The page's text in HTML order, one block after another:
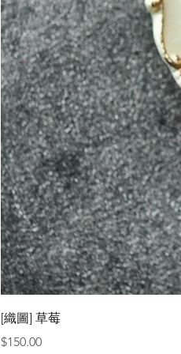
[織圖] 草莓
價格
$150.00